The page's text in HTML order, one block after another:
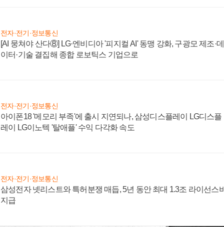
전자·전기·정보통신
[AI 뭉쳐야 산다⑧] LG·엔비디아 '피지컬 AI' 동맹 강화, 구광모 제조·데
이터·기술 결집해 종합 로보틱스 기업으로
전자·전기·정보통신
아이폰18 '메모리 부족'에 출시 지연되나, 삼성디스플레이 LG디스플
레이 LG이노텍 '탈애플' 수익 다각화 속도
전자·전기·정보통신
삼성전자 넷리스트와 특허분쟁 매듭, 5년 동안 최대 1.3조 라이선스비
지급